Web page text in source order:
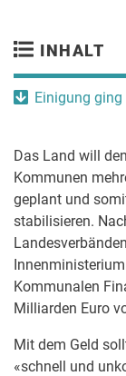
INHALT
Einigung
Das Land will
Kommunen
geplant und
stabilisieren.
Kommunalen
Milliarden Euro
Mit dem Geld
«schnell und